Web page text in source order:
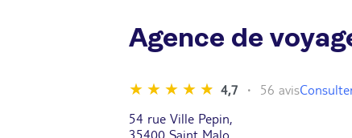
Agence de
4,7 56 avis
54 rue Ville Pepin,
35400 Saint Malo